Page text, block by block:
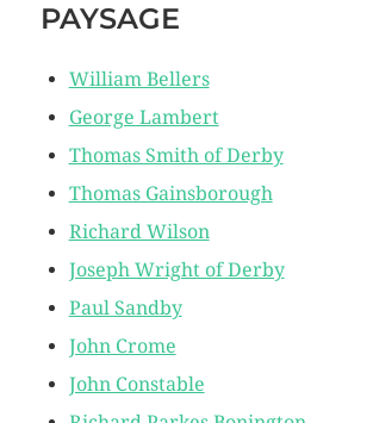
PAYSAGE
William Bellers
George Lambert
Thomas Smith of Derby
Thomas Gainsborough
Richard Wilson
Joseph Wright of Derby
Paul Sandby
John Crome
John Constable